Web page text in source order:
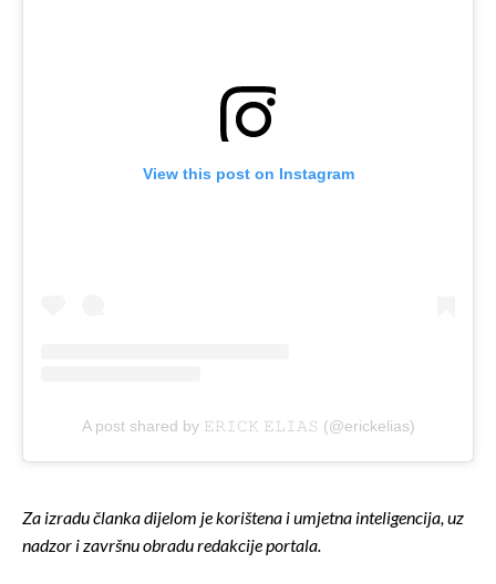
View this post on Instagram
A post shared by 𝙴𝚁𝙸𝙲𝙺 𝙴𝙻𝙸𝙰𝚂 (@erickelias)
Za izradu članka dijelom je korištena i umjetna inteligencija, uz
nadzor i završnu obradu redakcije portala.